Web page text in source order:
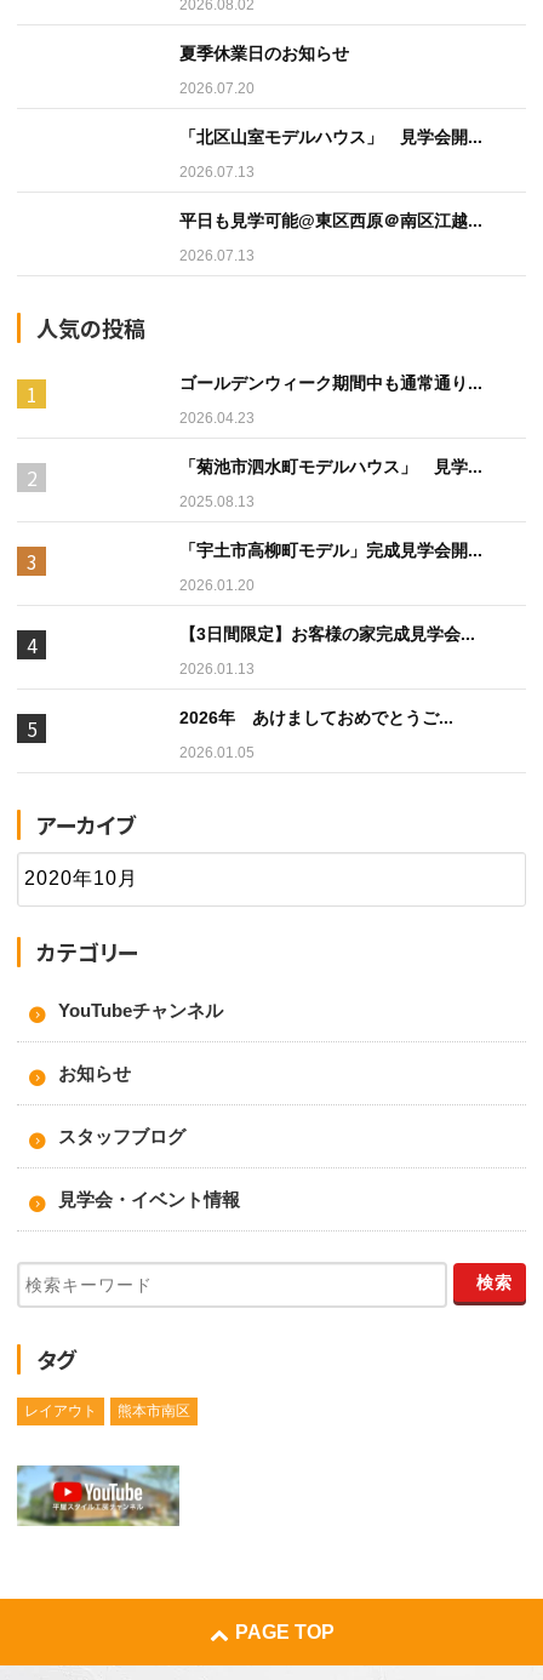
2026.08.02
夏季休業日のお知らせ
2026.07.20
「北区山室モデルハウス」 見学会開...
2026.07.13
平日も見学可能@東区西原＠南区江越...
2026.07.13
人気の投稿
ゴールデンウィーク期間中も通常通り...
2026.04.23
「菊池市泗水町モデルハウス」 見学...
2025.08.13
「宇土市高柳町モデル」完成見学会開...
2026.01.20
【3日間限定】お客様の家完成見学会...
2026.01.13
2026年 あけましておめでとうご...
2026.01.05
アーカイブ
カテゴリー
YouTubeチャンネル
お知らせ
スタッフブログ
見学会・イベント情報
タグ
レイアウト 熊本市南区
PAGE TOP